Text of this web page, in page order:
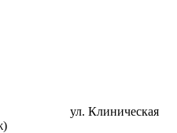
ул. Клиническая